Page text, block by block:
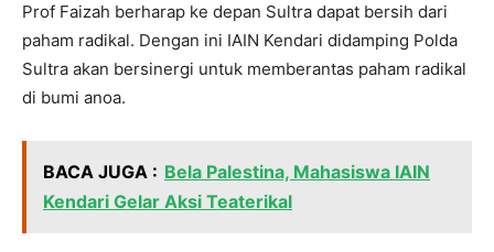
Prof Faizah berharap ke depan Sultra dapat bersih dari
paham radikal. Dengan ini IAIN Kendari didamping Polda
Sultra akan bersinergi untuk memberantas paham radikal
di bumi anoa.
BACA JUGA : Bela Palestina, Mahasiswa IAIN
Kendari Gelar Aksi Teaterikal